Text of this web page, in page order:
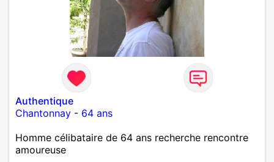
Authentique
Chantonnay - 64 ans
Homme célibataire de 64 ans recherche rencontre
amoureuse